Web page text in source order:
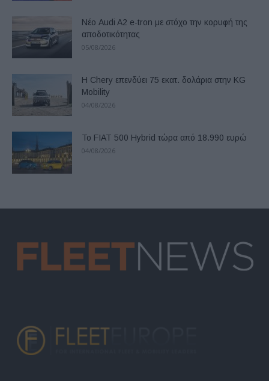
Νέο Audi A2 e-tron με στόχο την κορυφή της
αποδοτικότητας
05/08/2026
Η Chery επενδύει 75 εκατ. δολάρια στην KG
Mobility
04/08/2026
Το FIAT 500 Hybrid τώρα από 18.990 ευρώ
04/08/2026